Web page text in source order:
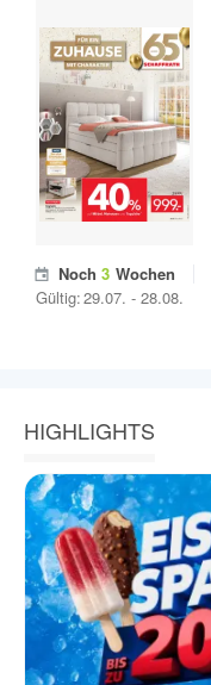
Noch 3 Wochen
Gültig:29.07. - 28.08.
HIGHLIGHTS